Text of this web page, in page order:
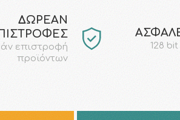
ΔΩΡΕΑΝ
επιστροφή
προϊόντων
128